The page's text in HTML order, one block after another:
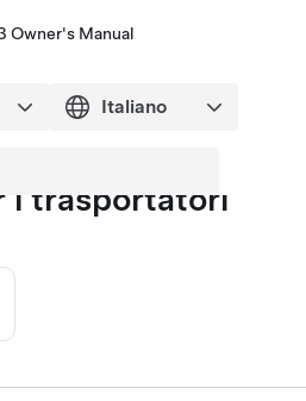
Owner's Manual
i trasportatori